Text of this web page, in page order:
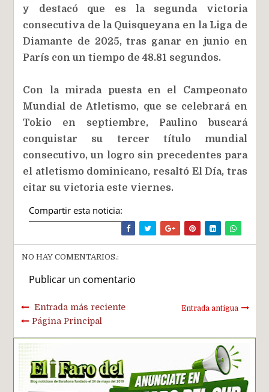
y destacó que es la segunda victoria
consecutiva de la Quisqueyana en la Liga de
Diamante de 2025, tras ganar en junio en
París con un tiempo de 48.81 segundos.
Con la mirada puesta en el Campeonato
Mundial de Atletismo, que se celebrará en
Tokio en septiembre, Paulino buscará
conquistar su tercer título mundial
consecutivo, un logro sin precedentes para
el atletismo dominicano, resaltó El Día, tras
citar su victoria este viernes.
Compartir esta noticia:
NO HAY COMENTARIOS.:
Publicar un comentario
Entrada más reciente Entrada antigua
Página Principal